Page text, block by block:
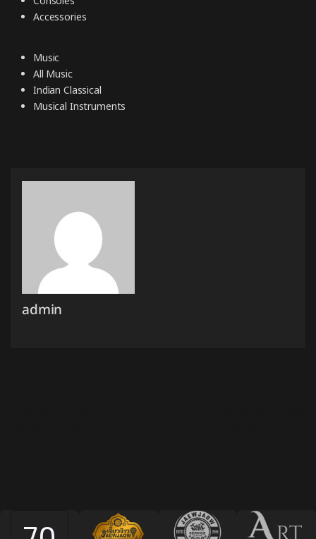
Accessories
Music
All Music
Indian Classical
Musical Instruments
admin